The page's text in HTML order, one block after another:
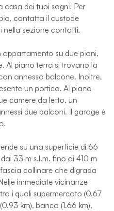
casa dei tuoi sogni! Per
contatta il custode
nella sezione contatti.
appartamento su due piani,
Al piano terra si trovano la
annesso balcone. Inoltre,
un portico. Al piano
camere da letto, un
due balconi. Il garage è
su una superficie di 66
33 m s.l.m. fino ai 410 m
collinare che digrada
immediate vicinanze
i quali supermercato (0.67
km), banca (1.66 km),